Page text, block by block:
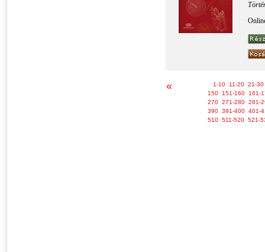
« 1-10 11-20 21-30
150
151-160
161-
270 271-280 281-
390 391-400 401-
510 511-520 521-